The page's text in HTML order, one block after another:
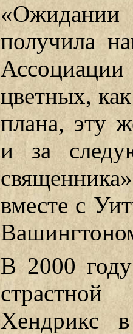
получила
цветных,
плана, эту
и за
вместе с
В 2000
Хендрикс